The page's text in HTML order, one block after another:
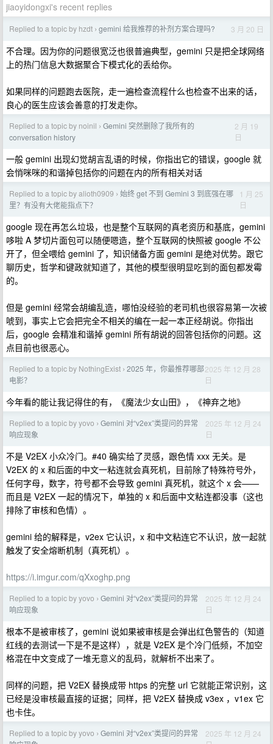
jiaoyidongxi's recent replies
Replied to a topic by hzdt › gemini 给我推荐的补剂方案合理吗? 3 月 20 日
不合理。因为你的问题很宽泛也很普遍典型，gemini 只是把全球网络
上的热门信息大数据聚合下模式化的丢给你。
如果同样的问题跑去医院，走一遍检查流程什么也检查不出来的话，
良心的医生应该会善意的打发走你。
Replied to a topic by noinil › Gemini 突然删除了我所有的
conversation history
2 月 19
日
一般 gemini 出现幻觉胡言乱语的时候，你指出它的错误，google 就
会悄咪咪的和谐掉包括你的问题在内的所有相关对话
Replied to a topic by alioth0909 › 始终 get 不到 Gemini 3 到底强在哪
里？有没有大佬能指点下？
1 月 25
日
google 现在再怎么垃圾，也是整个互联网的真老资历和基底，gemini
哆啦 A 梦切片面包可以随便嗯造，整个互联网的快照被 google 不公
开了，但全喂给 gemini 了，知识储备方面 gemini 是绝对优势。跟它
聊历史，哲学和键政就知道了，其他的模型很明显吃到的面包都发霉
的。
但是 gemini 经常会胡编乱造，哪怕没经验的老司机也很容易第一次被
唬到，事实上它会把完全不相关的编在一起一本正经胡说。你指出
后，google 会精准和谐掉 gemini 所有胡说的回答包括你的问题。这
点目前也很恶心。
Replied to a topic by NothingExist › 2025 年，你最推荐哪部
电影？
2025 年 12 月 28
日
今年看的能让我记得住的有，《魔法少女山田》，《神弃之地》
Replied to a topic by yovo › Gemini 对“v2ex”类提问的异常
响应现象
2025 年 12 月 24
日
不是 V2EX 小众冷门。#40 确实给了灵感，跟色情 xxx 无关。是
V2EX 的 x 和后面的中文一粘连就会真死机，目前除了特殊符号外，
任何字母，数字，符号都不会导致 gemini 真死机，就这个 x 会——
而且是 V2EX 一起的情况下，单独的 x 和后面中文粘连都没事（这也
排除了审核和色情）。
gemini 给的解释是，v2ex 它认识，x 和中文粘连它不认识，放一起就
触发了安全熔断机制（真死机）。
https://i.imgur.com/qXxoghp.png
Replied to a topic by yovo › Gemini 对“v2ex”类提问的异常
响应现象
2025 年 12 月 24
日
根本不是被审核了，gemini 说如果被审核是会弹出红色警告的（知道
红线的去测试一下是不是这样），就是 V2EX 是个冷门低频，不加空
格混在中文变成了一堆无意义的乱码，就解析不出来了。
同样的问题，把 V2EX 替换成带 https 的完整 url 它就能正常识别，这
已经是没审核最直接的证据；同样，把 V2EX 替换成 v3ex ，v1ex 它
也卡住。
Replied to a topic by yovo › Gemini 对“v2ex”类提问的异常
2025 年 12 月 24